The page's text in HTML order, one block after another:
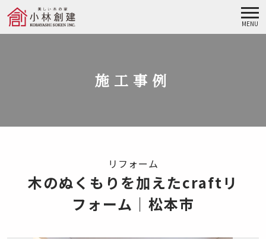
MENU
施工事例
リフォーム
木のぬくもりを加えたcraftリ
フォーム｜松本市